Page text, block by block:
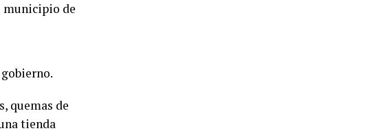
municipio de
quemas de
tienda